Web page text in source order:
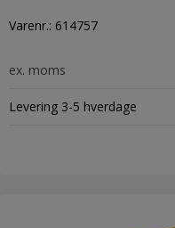
Varenr.: 614757
ex. moms
Levering 3-5 hverdage